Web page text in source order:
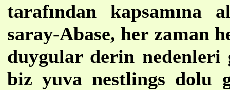
tarafından kapsamına
saray-Abase, her zaman
duygular derin
biz yuva nestlings dolu